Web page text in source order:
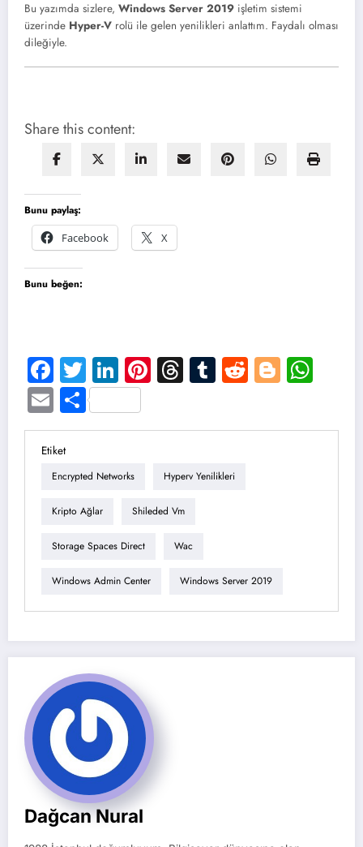
Bu yazımda sizlere, Windows Server 2019 işletim sistemi
üzerinde Hyper-V rolü ile gelen yenilikleri anlattım. Faydalı olması
dileğiyle.
Share this content:
Bunu paylaş:
Facebook
X
Bunu beğen:
Facebook
TwitterLinkedIn
Pinterest
Threads
Tumblr
Reddit
EmailShare
Etiket
Encrypted Networks Hyperv Yenilikleri
Kripto Ağlar Shileded Vm
Storage Spaces Direct Wac
Windows Admin Center Windows Server 2019
Dağcan Nural